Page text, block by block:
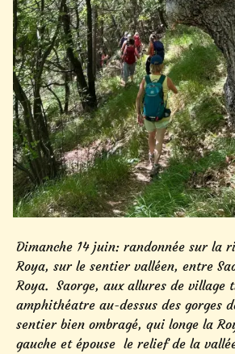
Dimanche 14 juin: randonnée sur la
Roya, sur le sentier valléen, entre
Roya. Saorge, aux allures de village
amphithéatre au-dessus des gorges
sentier bien ombragé, qui longe la
gauche et épouse le relief de la